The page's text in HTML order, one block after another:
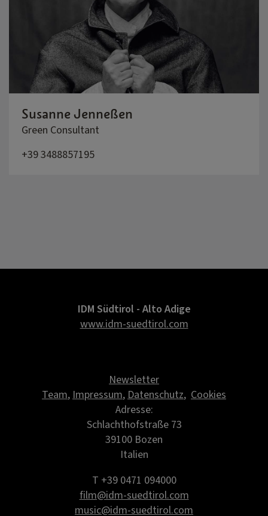
Susanne Jenneßen
Green Consultant
+39 3488857195
IDM Südtirol - Alto Adige
www.idm-suedtirol.com
Newsletter
Team,Impressum,Datenschutz, Cookies
Adresse:
Schlachthofstraße 73
39100 Bozen
Italien
T +39 0471 094000
film@idm-suedtirol.com
music@idm-suedtirol.com